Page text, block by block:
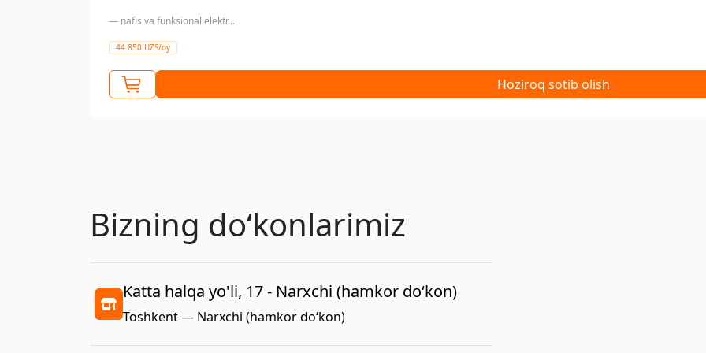
— nafis va funksional elektr...
44 850 UZS/oy
Hoziroq sotib olish
Bizning doʻkonlarimiz
Katta halqa yo'li, 17 - Narxchi (hamkor do‘kon)
Toshkent — Narxchi (hamkor do‘kon)